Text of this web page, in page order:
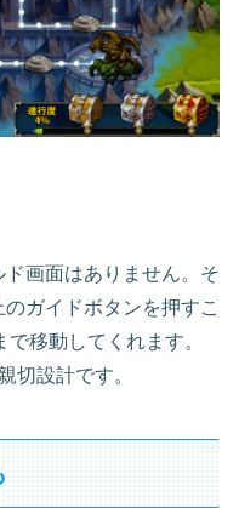
画面はありません。そ
ガイドボタンを押すこ
移動してくれます。
切設計です。